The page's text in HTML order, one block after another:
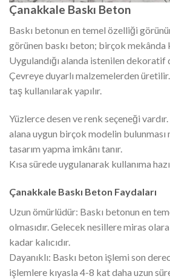
Çanakkale Baskı Beton
Baskı betonun en temel özelliği
görünen baskı beton; birçok mekânda
Uygulandığı alanda istenilen dekoratif
Çevreye duyarlı malzemelerden
taş kullanılarak yapılır.
Yüzlerce desen ve renk seçeneği
alana uygun birçok modelin
tasarım yapma imkânı tanır.
Kısa sürede uygulanarak kullanıma
Çanakkale Baskı Beton Faydaları
Uzun ömürlüdür: Baskı betonun en
olmasıdır. Gelecek nesillere miras
kadar kalıcıdır.
Dayanıklı: Baskı beton işlemi son
işlemlere kıyasla 4-8 kat daha uzun